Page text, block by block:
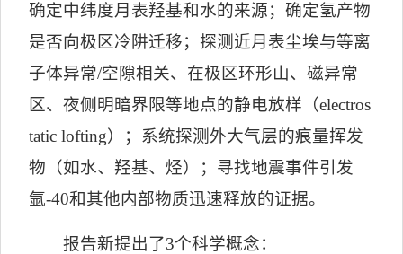
确定中纬度月表羟基和水的来源；确定氢产物
是否向极区冷阱迁移；探测近月表尘埃与等离
子体异常/空隙相关、在极区环形山、磁异常
区、夜侧明暗界限等地点的静电放样（electros
tatic lofting）；系统探测外大气层的痕量挥发
物（如水、羟基、烃）；寻找地震事件引发
氩-40和其他内部物质迅速释放的证据。
报告新提出了3个科学概念：